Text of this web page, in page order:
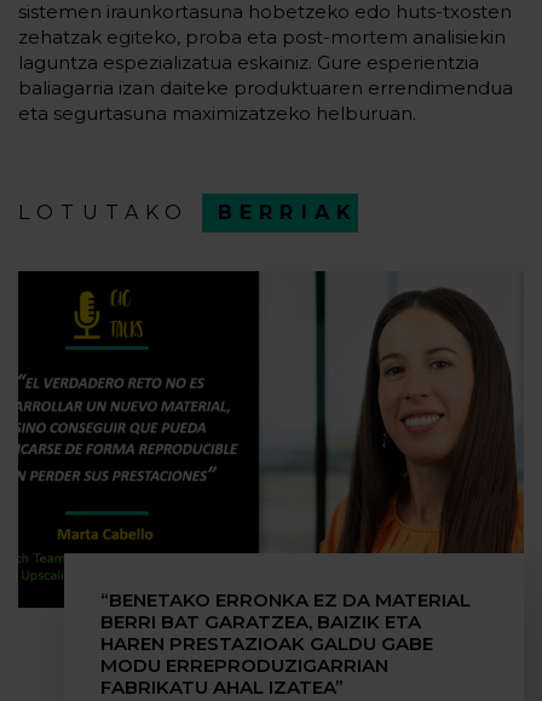
sistemen iraunkortasuna hobetzeko edo huts-txosten
zehatzak egiteko, proba eta post-mortem analisiekin
laguntza espezializatua eskainiz. Gure esperientzia
baliagarria izan daiteke produktuaren errendimendua
eta segurtasuna maximizatzeko helburuan.
LOTUTAKO BERRIAK
“BENETAKO ERRONKA EZ DA MATERIAL
BERRI BAT GARATZEA, BAIZIK ETA
HAREN PRESTAZIOAK GALDU GABE
MODU ERREPRODUZIGARRIAN
FABRIKATU AHAL IZATEA”